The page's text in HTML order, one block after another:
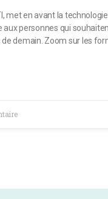
met en avant la
aux personnes qui
demain. Zoom sur les